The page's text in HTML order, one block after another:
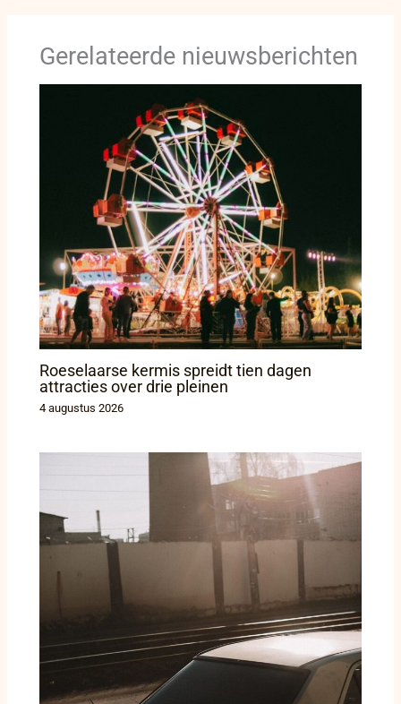
Gerelateerde nieuwsberichten
Roeselaarse kermis spreidt tien dagen
attracties over drie pleinen
4 augustus 2026